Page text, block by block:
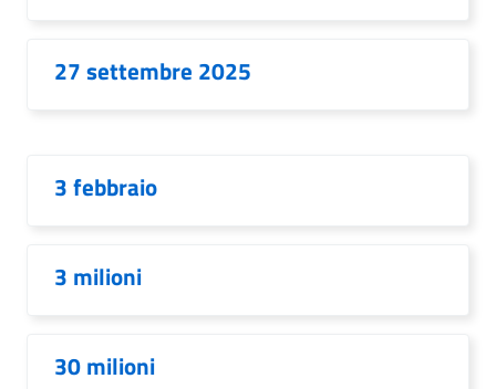
27 settembre 2025
3 febbraio
3 milioni
30 milioni